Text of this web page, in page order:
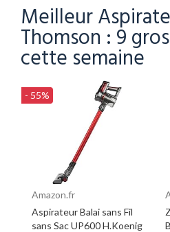
Meilleur
Thomson : 9
cette semaine
- 55%
Amazon.fr
Aspirateur Balai sans Fil
sans Sac UP600 H.Koenig